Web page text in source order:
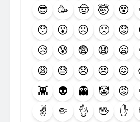
😵
🤯
🤠
🥳
😎
😟
🙁
☹️
😮
😯
😦
😧
😨
😰
😥
😖
😣
😞
😓
😩
😡
🤡
👻
👽
👾
✋
🖖
👌
🤏
✌️